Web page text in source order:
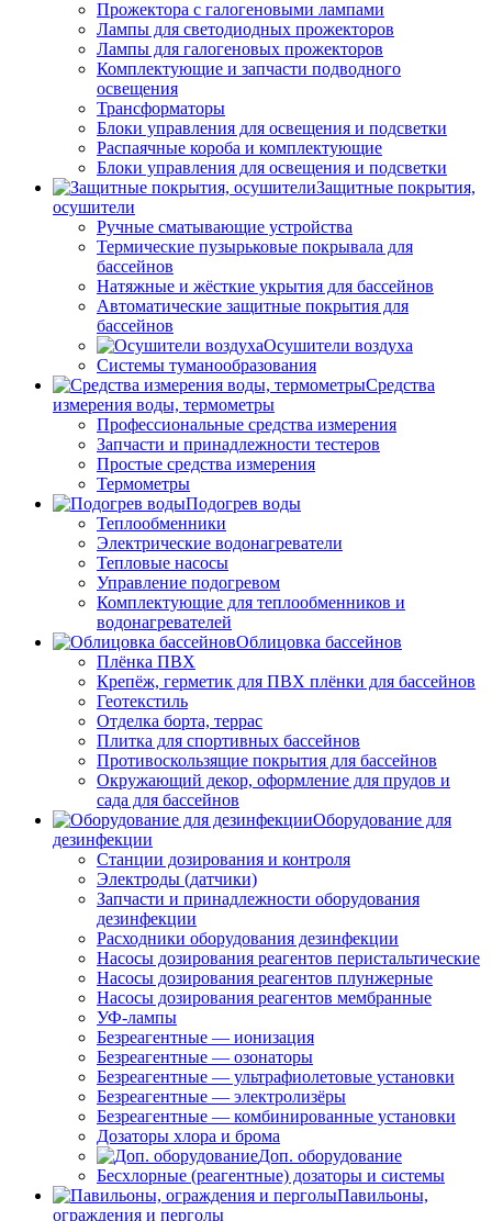
Прожектора с галогеновыми лампами
Лампы для светодиодных прожекторов
Лампы для галогеновых прожекторов
Комплектующие и запчасти подводного
освещения
Трансформаторы
Блоки управления для освещения и подсветки
Распаячные короба и комплектующие
Блоки управления для освещения и подсветки
Защитные покрытия,
осушители
Ручные сматывающие устройства
Термические пузырьковые покрывала для
бассейнов
Натяжные и жёсткие укрытия для бассейнов
Автоматические защитные покрытия для
бассейнов
Осушители воздуха
Системы туманообразования
Средства
измерения воды, термометры
Профессиональные средства измерения
Запчасти и принадлежности тестеров
Простые средства измерения
Термометры
Подогрев воды
Теплообменники
Электрические водонагреватели
Тепловые насосы
Управление подогревом
Комплектующие для теплообменников и
водонагревателей
Облицовка бассейнов
Плёнка ПВХ
Крепёж, герметик для ПВХ плёнки для бассейнов
Геотекстиль
Отделка борта, террас
Плитка для спортивных бассейнов
Противоскользящие покрытия для бассейнов
Окружающий декор, оформление для прудов и
сада для бассейнов
Оборудование для
дезинфекции
Станции дозирования и контроля
Электроды (датчики)
Запчасти и принадлежности оборудования
дезинфекции
Расходники оборудования дезинфекции
Насосы дозирования реагентов перистальтические
Насосы дозирования реагентов плунжерные
Насосы дозирования реагентов мембранные
УФ-лампы
Безреагентные — ионизация
Безреагентные — озонаторы
Безреагентные — ультрафиолетовые установки
Безреагентные — электролизёры
Безреагентные — комбинированные установки
Дозаторы хлора и брома
Доп. оборудование
Бесхлорные (реагентные) дозаторы и системы
Павильоны,
ограждения и перголы